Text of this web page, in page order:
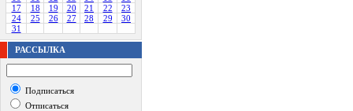
17
18 19 20 21 22
23
24
25 26 27 28 29
30
31
РАССЫЛКА
Подписаться
Отписаться